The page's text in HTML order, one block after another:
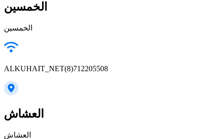
الخمسين
الخمسين
ALKUHAIT_NET(8)712205508
العشاش
العشاش